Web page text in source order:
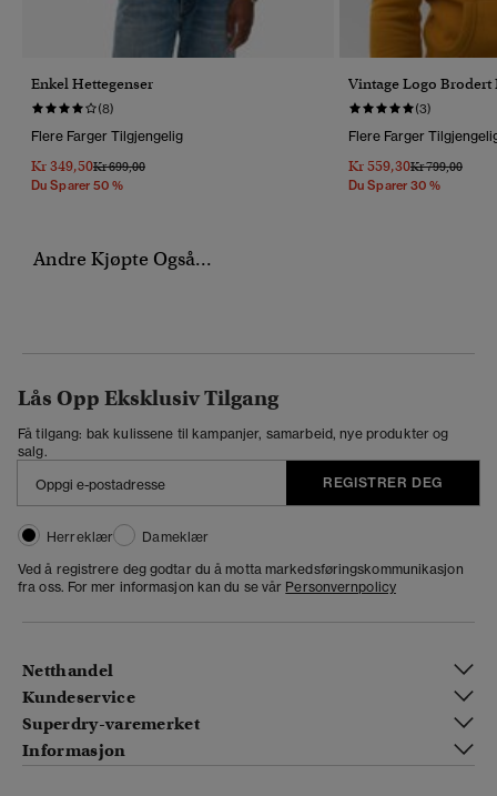
Enkel Hettegenser
(8)
Flere Farger Tilgjengelig
Kr 349,50Pris Nedsatt Fra
Kr 699,00Til
Du Sparer 50 %
Vintage Logo Brodert
(3)
Flere Farger
Kr 559,30Pris Nedsatt
Kr 799,00Til
Du Sparer 30 %
Andre Kjøpte Også...
Lås Opp Eksklusiv Tilgang
Få tilgang: bak kulissene til kampanjer, samarbeid, nye produkter og
salg.
REGISTRER DEG
Herreklær
Dameklær
Ved å registrere deg godtar du å motta markedsføringskommunikasjon
fra oss. For mer informasjon kan du se vår Personvernpolicy
Netthandel
Kundeservice
Superdry-varemerket
Informasjon